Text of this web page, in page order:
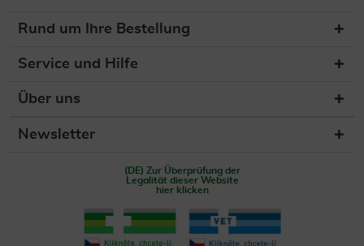
Rund um Ihre Bestellung
Service und Hilfe
Über uns
Newsletter
(DE) Zur Überprüfung der
Legalität dieser Website
hier klicken